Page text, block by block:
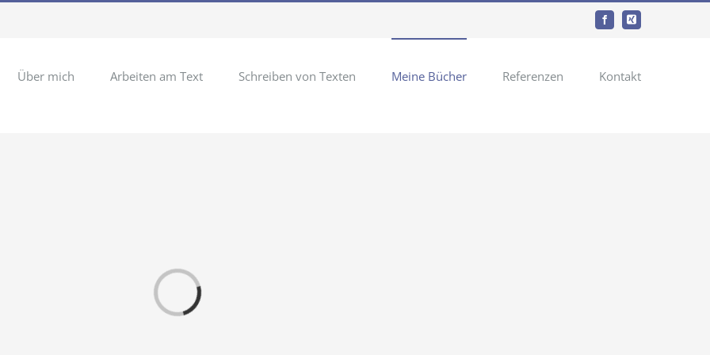
FacebookXing
Über mich Arbeiten am Text Schreiben von Texten Meine Bücher Referenzen Kontakt
Laden...